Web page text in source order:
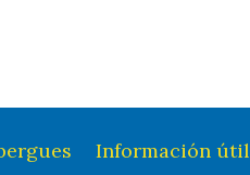
Información útil